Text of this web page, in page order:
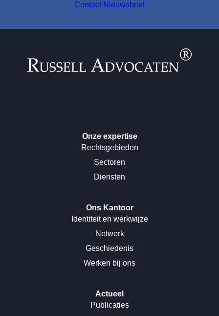
Contact Nieuwsbrief
Onze expertise
Rechtsgebieden
Sectoren
Diensten
Ons Kantoor
Identiteit en werkwijze
Netwerk
Geschiedenis
Werken bij ons
Actueel
Publicaties